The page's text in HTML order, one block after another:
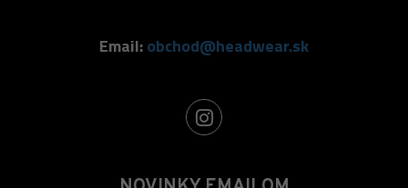
Email:obchod@headwear.sk